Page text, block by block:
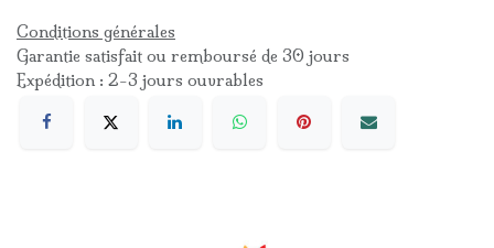
Conditions générales
Garantie satisfait ou remboursé de 30 jours
Expédition : 2-3 jours ouvrables